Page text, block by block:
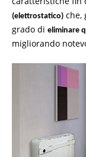
(elettrostatico) che,
grado di eliminare
migliorando